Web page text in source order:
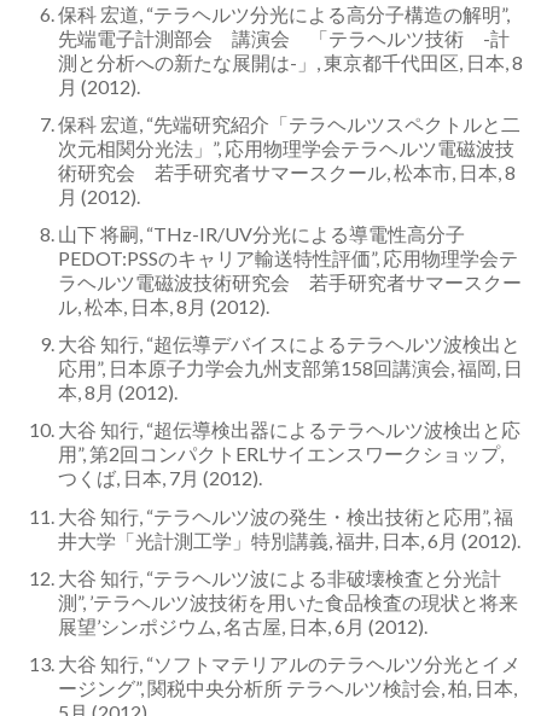
保科 宏道, “テラヘルツ分光による高分子構造の解明”,
先端電子計測部会 講演会 「テラヘルツ技術 -計
測と分析への新たな展開は-」, 東京都千代田区, 日本, 8
月 (2012).
保科 宏道, “先端研究紹介「テラヘルツスペクトルと二
次元相関分光法」”, 応用物理学会テラヘルツ電磁波技
術研究会 若手研究者サマースクール, 松本市, 日本, 8
月 (2012).
山下 将嗣, “THz-IR/UV分光による導電性高分子
PEDOT:PSSのキャリア輸送特性評価”, 応用物理学会テ
ラヘルツ電磁波技術研究会 若手研究者サマースクー
ル, 松本, 日本, 8月 (2012).
大谷 知行, “超伝導デバイスによるテラヘルツ波検出と
応用”, 日本原子力学会九州支部第158回講演会, 福岡, 日
本, 8月 (2012).
大谷 知行, “超伝導検出器によるテラヘルツ波検出と応
用”, 第2回コンパクトERLサイエンスワークショップ,
つくば, 日本, 7月 (2012).
大谷 知行, “テラヘルツ波の発生・検出技術と応用”, 福
井大学「光計測工学」特別講義, 福井, 日本, 6月 (2012).
大谷 知行, “テラヘルツ波による非破壊検査と分光計
測”, ’テラヘルツ波技術を用いた食品検査の現状と将来
展望’シンポジウム, 名古屋, 日本, 6月 (2012).
大谷 知行, “ソフトマテリアルのテラヘルツ分光とイメ
ージング”, 関税中央分析所 テラヘルツ検討会, 柏, 日本,